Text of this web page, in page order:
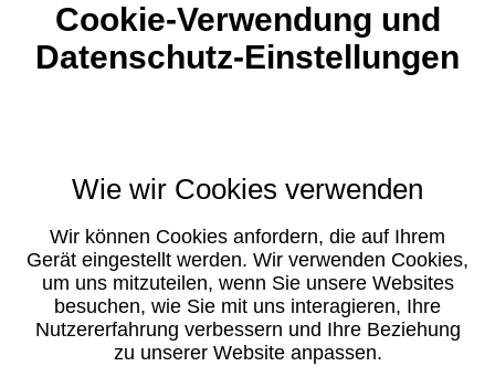
Cookie-Verwendung und
Datenschutz-Einstellungen
Wie wir Cookies verwenden
Wir können Cookies anfordern, die auf Ihrem
Gerät eingestellt werden. Wir verwenden Cookies,
um uns mitzuteilen, wenn Sie unsere Websites
besuchen, wie Sie mit uns interagieren, Ihre
Nutzererfahrung verbessern und Ihre Beziehung
zu unserer Website anpassen.